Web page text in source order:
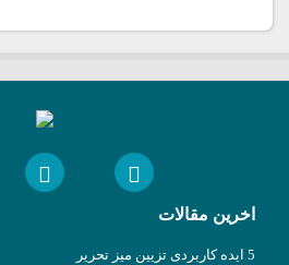
اخرین مقالات
5 ایده کاربردی تزیین میز تحریر